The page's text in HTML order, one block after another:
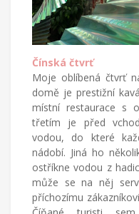
Čínská čtvrť
Moje oblíbená čtvrť
domě je prestižní
místní restaurace s
třetím je před
vodou, do které
nádobí. Jiná ho
ostříkne vodou z
může se na něj
příchozímu